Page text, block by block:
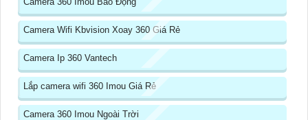
Camera Wifi Kbvision Xoay 360 Giá Rẻ
Camera Ip 360 Vantech
Lắp camera wifi 360 Imou Giá Rẻ
Camera 360 Imou Ngoài Trời